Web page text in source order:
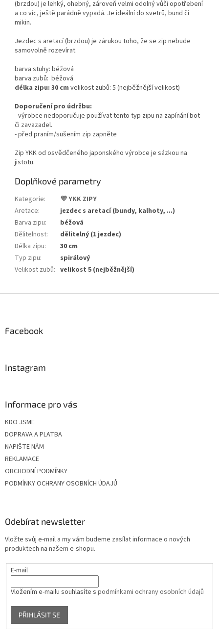
(brzdou) je lehký, ohebný, zároveň velmi odolný vůči opotřebení
a co víc, ještě parádně vypadá. Je ideální do svetrů, bund či
mikin.
Jezdec s aretací (brzdou) je zárukou toho, že se zip nebude
samovolně rozevírat.
barva stuhy: béžová
barva zubů: béžová
délka zipu: 30 cm velikost zubů: 5 (nejběžnější velikost)
Doporučení pro údržbu:
- výrobce nedoporučuje používat tento typ zipu na zapínání bot
či zavazadel.
- před praním/sušením zip zapněte
Zip YKK od osvědčeného japonského výrobce je sázkou na
jistotu.
Doplňkové parametry
Kategorie:
💜 YKK ZIPY
Aretace:
jezdec s aretací (bundy, kalhoty, ...)
Barva zipu:
béžová
Dělitelnost:
dělitelný (1 jezdec)
Délka zipu:
30 cm
Typ zipu:
spirálový
Velikost zubů: velikost 5 (nejběžnější)
Facebook
Instagram
Informace pro vás
KDO JSME
DOPRAVA A PLATBA
NAPIŠTE NÁM
REKLAMACE
OBCHODNÍ PODMÍNKY
PODMÍNKY OCHRANY OSOBNÍCH ÚDAJŮ
Odebírat newsletter
Vložte svůj e-mail a my vám budeme zasílat informace o nových
produktech na našem e-shopu.
E-mail
Vložením e-mailu souhlasíte s podmínkami ochrany osobních údajů
PŘIHLÁSIT SE